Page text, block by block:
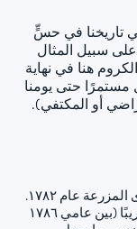
تاريخنا في حسٍّ
سبيل المثال
هنا في نهاية
مستمرًا حتى يومنا
أو المكتفي).
كان هناك أيضًا يوهان جورج لوخنر، الذي اشترى المزرعة عام ١٧٨٢.
وقد كان لديه بعد نظرٍ فاستضاف، لمدة عام تقريبًا (بين عامي ١٧٨٦